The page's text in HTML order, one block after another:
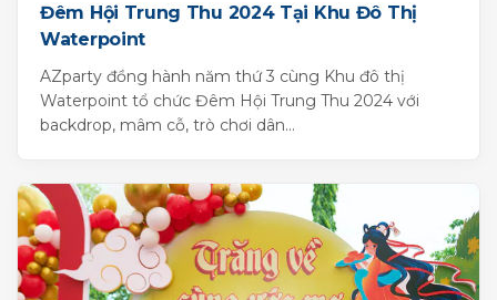
Đêm Hội Trung Thu 2024 Tại Khu Đô Thị
Waterpoint
AZparty đồng hành năm thứ 3 cùng Khu đô thị
Waterpoint tổ chức Đêm Hội Trung Thu 2024 với
backdrop, mâm cỗ, trò chơi dân...